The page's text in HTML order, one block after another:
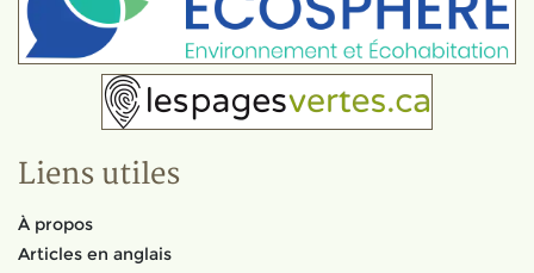
Liens utiles
À propos
Articles en anglais